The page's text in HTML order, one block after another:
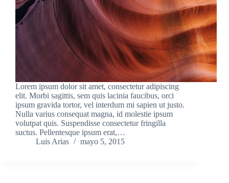
Lorem ipsum dolor sit amet, consectetur adipiscing
elit. Morbi sagittis, sem quis lacinia faucibus, orci
ipsum gravida tortor, vel interdum mi sapien ut justo.
Nulla varius consequat magna, id molestie ipsum
volutpat quis. Suspendisse consectetur fringilla
suctus. Pellentesque ipsum erat,…
Luis Arias
mayo 5, 2015